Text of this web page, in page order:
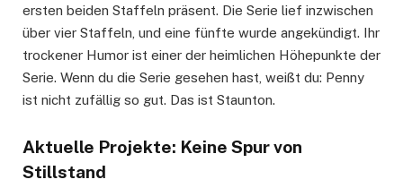
ersten beiden Staffeln präsent. Die Serie lief inzwischen
über vier Staffeln, und eine fünfte wurde angekündigt. Ihr
trockener Humor ist einer der heimlichen Höhepunkte der
Serie. Wenn du die Serie gesehen hast, weißt du: Penny
ist nicht zufällig so gut. Das ist Staunton.
Aktuelle Projekte: Keine Spur von
Stillstand